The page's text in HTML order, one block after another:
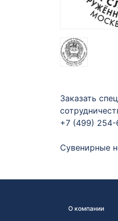
Заказать
+7 (499) 254-
Сувенирные
О компании